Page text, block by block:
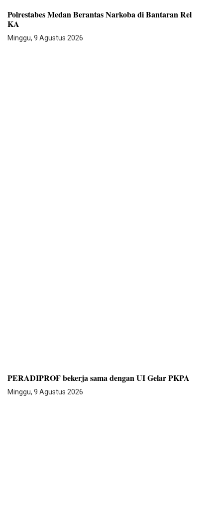
Polrestabes Medan Berantas Narkoba di Bantaran Rel
KA
Minggu, 9 Agustus 2026
PERADIPROF bekerja sama dengan UI Gelar PKPA
Minggu, 9 Agustus 2026